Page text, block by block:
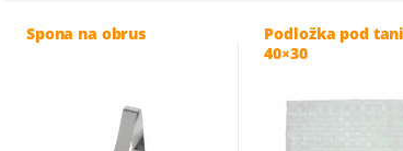
Spona na obrus
Podložka pod
40×30